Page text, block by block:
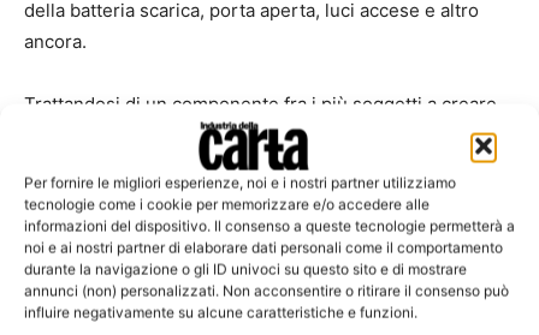
Per fornire le migliori esperienze, noi e i nostri partner utilizziamo
tecnologie come i cookie per memorizzare e/o accedere alle
informazioni del dispositivo. Il consenso a queste tecnologie permetterà a
noi e ai nostri partner di elaborare dati personali come il comportamento
durante la navigazione o gli ID univoci su questo sito e di mostrare
annunci (non) personalizzati. Non acconsentire o ritirare il consenso può
influire negativamente su alcune caratteristiche e funzioni.
della batteria scarica, porta aperta, luci accese e altro
ancora.
Trattandosi di un componente fra i più soggetti a creare
fermi dei veicoli, è facile immaginare la soddisfazione dei
fleet manager nel poter contare su questa funzionalità.
Va sottolineata la presenza delrilevamento della
collisione in tempo reale: accelerometro e giroscopio
autocalibranti, memorizzazione dei dati di incidente,
rilevamento dell’impatto con veicolo in sosta (rilevamento